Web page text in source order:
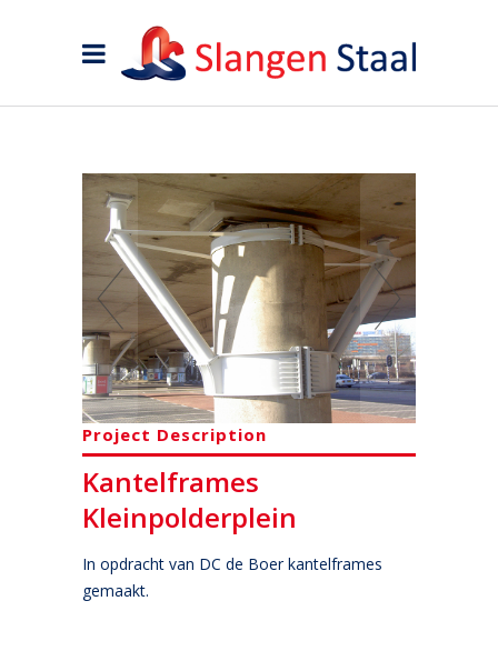
Project Description
Kantelframes
Kleinpolderplein
In opdracht van DC de Boer kantelframes
gemaakt.